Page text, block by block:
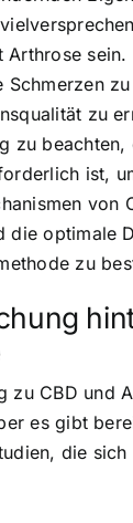
Arthrose
Schmerzen
zu
zu beachten,
ist,
von
die optimale
zu
zu CBD und
es gibt
die sich